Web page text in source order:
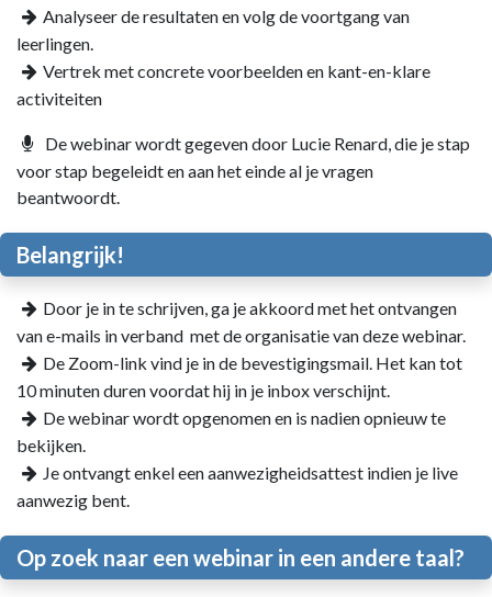
Analyseer de resultaten en volg de voortgang van
leerlingen.
Vertrek met concrete voorbeelden en kant-en-klare
activiteiten
De webinar wordt gegeven door Lucie Renard, die je stap
voor stap begeleidt en aan het einde al je vragen
beantwoordt.
Belangrijk!
Door je in te schrijven, ga je akkoord met het ontvangen
van e-mails in verband met de organisatie van deze webinar.
De Zoom-link vind je in de bevestigingsmail. Het kan tot
10 minuten duren voordat hij in je inbox verschijnt.
De webinar wordt opgenomen en is nadien opnieuw te
bekijken.
Je ontvangt enkel een aanwezigheidsattest indien je live
aanwezig bent.
Op zoek naar een webinar in een andere taal?